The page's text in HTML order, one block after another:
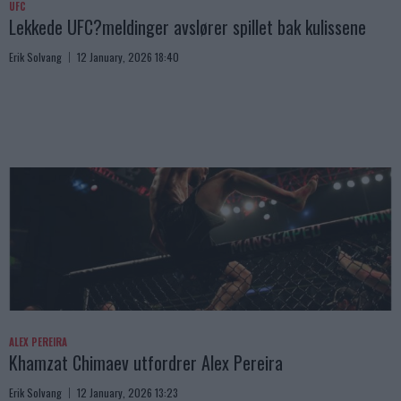
UFC
Lekkede UFC?meldinger avslører spillet bak kulissene
Erik Solvang 12 January, 2026 18:40
ALEX PEREIRA
Khamzat Chimaev utfordrer Alex Pereira
Erik Solvang 12 January, 2026 13:23